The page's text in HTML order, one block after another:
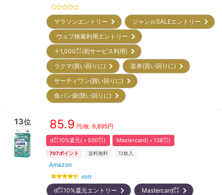
マラソンエントリー
ジャンルSALEエントリー
ウェブ検索利用エントリー
＋1,000㌽(初サービス利用)
ラクマ(買い回りに)
楽券(買い回りに)
サーティワン(買い回りに)
食パン袋(買い回りに)
13位 85.9 円/枚 6,895円
d㌽10%還元(＋500㌽) Mastercard(＋138㌽)
707ポイント 送料無料 72枚入
Amazon
48件
d㌽10%還元エントリー Mastercard㌽